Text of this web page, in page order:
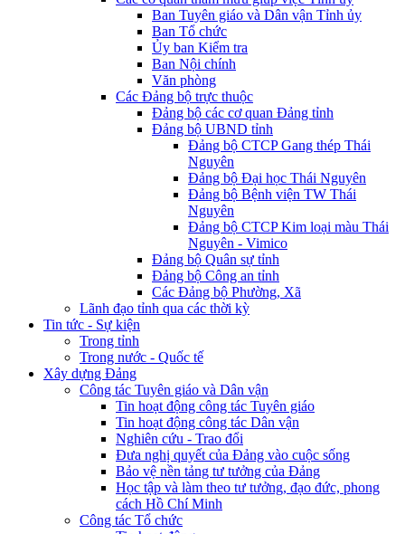
Ban Tuyên giáo và Dân vận Tỉnh ủy
Ban Tổ chức
Ủy ban Kiểm tra
Ban Nội chính
Văn phòng
Các Đảng bộ trực thuộc
Đảng bộ các cơ quan Đảng tỉnh
Đảng bộ UBND tỉnh
Đảng bộ CTCP Gang thép Thái
Nguyên
Đảng bộ Đại học Thái Nguyên
Đảng bộ Bệnh viện TW Thái
Nguyên
Đảng bộ CTCP Kim loại màu Thái
Nguyên - Vimico
Đảng bộ Quân sự tỉnh
Đảng bộ Công an tỉnh
Các Đảng bộ Phường, Xã
Lãnh đạo tỉnh qua các thời kỳ
Tin tức - Sự kiện
Trong tỉnh
Trong nước - Quốc tế
Xây dựng Đảng
Công tác Tuyên giáo và Dân vận
Tin hoạt động công tác Tuyên giáo
Tin hoạt động công tác Dân vận
Nghiên cứu - Trao đổi
Đưa nghị quyết của Đảng vào cuộc sống
Bảo vệ nền tảng tư tưởng của Đảng
Học tập và làm theo tư tưởng, đạo đức, phong
cách Hồ Chí Minh
Công tác Tổ chức